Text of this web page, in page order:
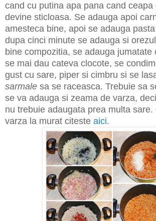
cand cu putina apa pana cand ceapa
devine sticloasa. Se adauga apoi
amesteca bine, apoi se adauga
dupa cinci minute se adauga si
bine compozitia, se adauga jumatate
se mai dau cateva clocote, se
gust cu sare, piper si cimbru si se
sarmale sa se raceasca. Trebuie sa
se va adauga si zeama de varza,
nu trebuie adaugata prea multa sare.
varza la murat citeste aici.